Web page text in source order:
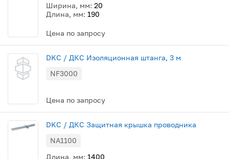
Ширина, мм: 20
Длина, мм: 190
Цена по запросу
DKC / ДКС Изоляционная штанга, 3 м
NF3000
Цена по запросу
DKC / ДКС Защитная крышка проводника
NA1100
Длина, мм: 1400